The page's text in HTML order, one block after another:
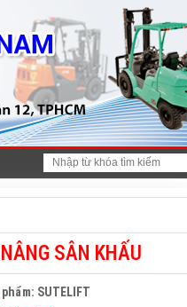
SÂN KHẤU
phẩm: SUTELIFT